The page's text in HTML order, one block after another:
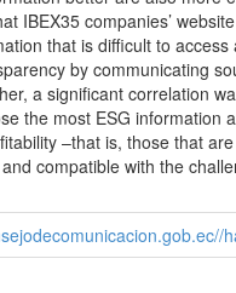
IBEX35 companies’
that is difficult to
by communicating
a significant correlation
the most ESG information
–that is, those that
compatible with the